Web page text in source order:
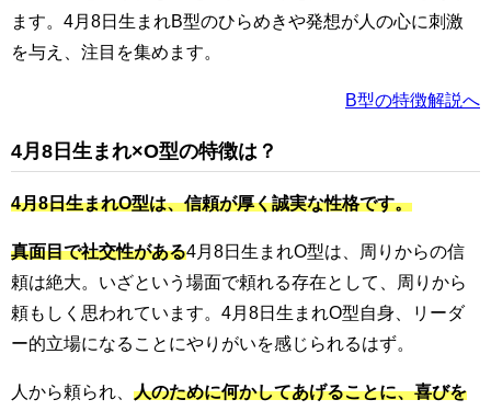
ます。4月8日生まれB型のひらめきや発想が人の心に刺激
を与え、注目を集めます。
B型の特徴解説へ
4月8日生まれ×O型の特徴は？
4月8日生まれO型は、信頼が厚く誠実な性格です。
真面目で社交性がある4月8日生まれO型は、周りからの信
頼は絶大。いざという場面で頼れる存在として、周りから
頼もしく思われています。4月8日生まれO型自身、リーダ
ー的立場になることにやりがいを感じられるはず。
人から頼られ、 人のために何かしてあげることに、喜びを